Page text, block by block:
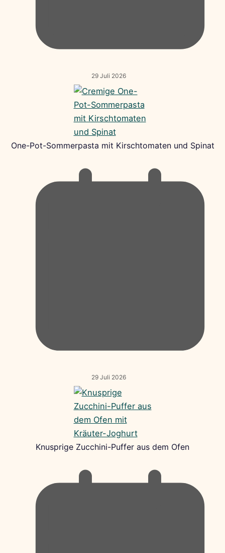
29 Juli 2026
One-Pot-Sommerpasta mit Kirschtomaten und Spinat
29 Juli 2026
Knusprige Zucchini-Puffer aus dem Ofen